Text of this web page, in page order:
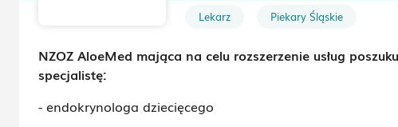
Lekarz Piekary Śląskie
NZOZ AloeMed mająca na celu rozszerzenie usług
specjalistę:
- endokrynologa dziecięcego